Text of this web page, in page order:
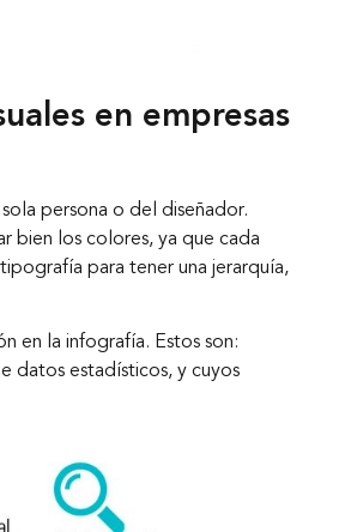
en empresas
persona o del diseñador.
bien los colores, ya que cada
para tener una jerarquía,
en la infografía. Estos son:
datos estadísticos, y cuyos